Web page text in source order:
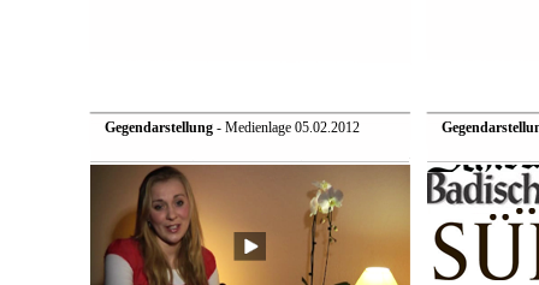
Gegendarstellung- Medienlage 05.02.2012